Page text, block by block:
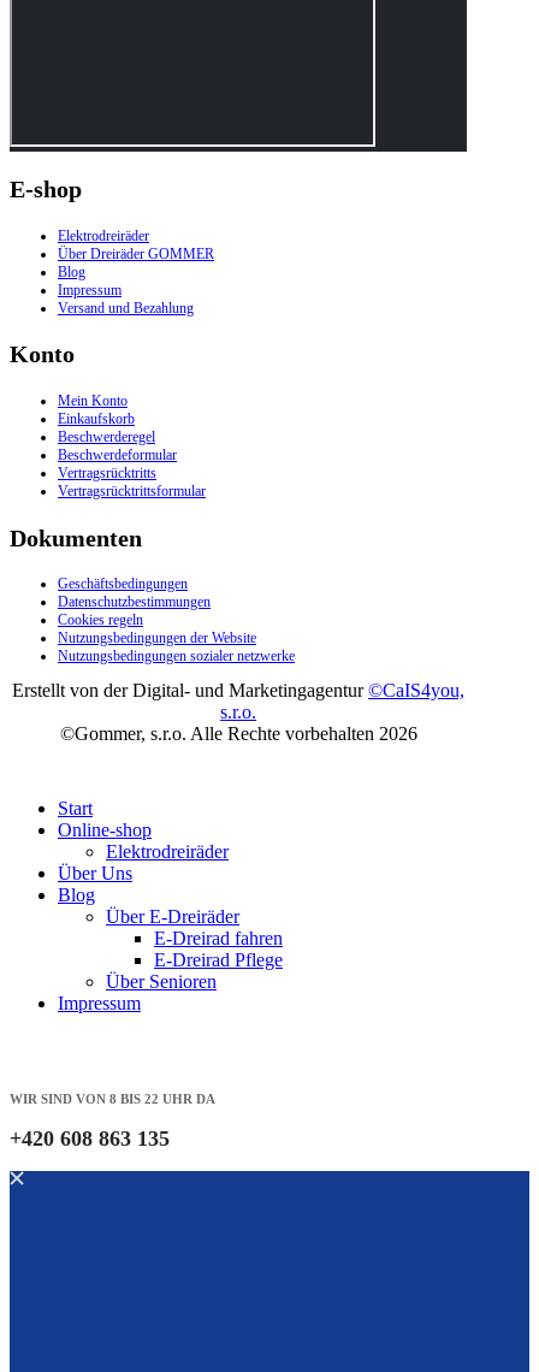
E-shop
Elektrodreiräder
Über Dreiräder GOMMER
Blog
Impressum
Versand und Bezahlung
Konto
Mein Konto
Einkaufskorb
Beschwerderegel
Beschwerdeformular
Vertragsrücktritts
Vertragsrücktrittsformular
Dokumenten
Geschäftsbedingungen
Datenschutzbestimmungen
Cookies regeln
Nutzungsbedingungen der Website
Nutzungsbedingungen sozialer netzwerke
Erstellt von der Digital- und Marketingagentur©CaIS4you,
s.r.o.
©Gommer, s.r.o. Alle Rechte vorbehalten 2026
Start
Online-shop
Elektrodreiräder
Über Uns
Blog
Über E-Dreiräder
E-Dreirad fahren
E-Dreirad Pflege
Über Senioren
Impressum
WIR SIND VON 8 BIS 22 UHR DA
+420 608 863 135